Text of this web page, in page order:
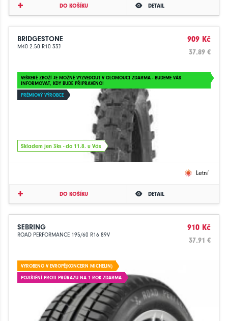
DO KOŠÍKU DETAIL
BRIDGESTONE
M40 2.50 R10 33J
909 Kč
37.89 €
VEŠKERÉ ZBOŽÍ JE MOŽNÉ VYZVEDOUT V OLOMOUCI ZDARMA - BUDEME VÁS
INFORMOVAT, KDY BUDE PŘIPRAVENO!
PRÉMIOVÝ VÝROBCE
Skladem jen 3ks - do 11.8. u Vás
Letní
DO KOŠÍKU DETAIL
SEBRING
ROAD PERFORMANCE 195/60 R16 89V
910 Kč
37.91 €
VYROBENO V EVROPĚ(KONCERN MICHELIN)
POJIŠTĚNÍ PROTI PRŮRAZU NA 1 ROK ZDARMA